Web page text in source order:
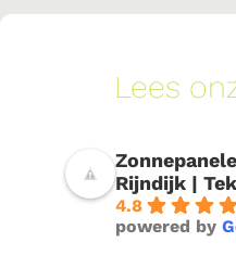
Lees
Rijndijk |
4.8
powered by G